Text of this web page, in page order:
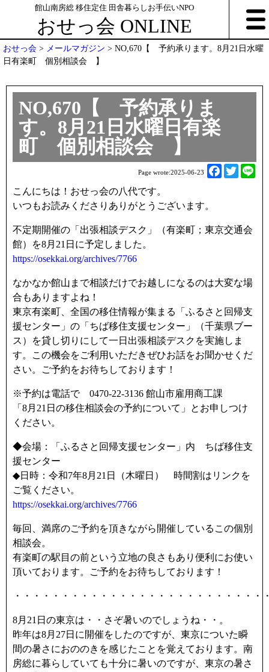
館山南房総 移住定住 田舎暮らしお手伝いNPO
おせっ会 ONLINE
おせっ会 > メールマガジン > NO,670【 予約承ります。8月21日水曜
日有楽町 個別相談会 】
NO,670【 予約承りま
す。8月21日水曜日有楽
町 個別相談会 】
Page wrote:2025-06-23
F
b
T
t
こんにちは！おせっ会の八代です。
いつもお読みくださりありがとうございます。
不定期開催の「出張相談デスク」（有楽町；東京交通会
館）を8月21日に予定しました。
https://osekkai.org/archives/7766
なかなか館山まで相談だけでお越しになるのは大変な場
合もありますよね！
東京有楽町、全国の移住情報が集まる「ふるさと回帰支
援センター」の「ちば移住支援センター」（千葉県ブー
ス）を貸し切りにして一日出張相談デスクを実施しま
す。この機会をご利用いただきぜひお話をお聞かせくだ
さい。ご予約をお待ちしております！
※予約は電話で 0470-22-3136 館山市雇用商工課
「8月21日の移住相談会の予約について」とお申しつけ
ください。
◆会場：「ふるさと回帰支援センター」内 ちば移住支
援センター
◆日時：令和7年8月21日（木曜日） 時間割はリンクを
ご覧ください。
https://osekkai.org/archives/7766
毎回、満席のご予約を頂きながら開催しているこの個別
相談会。
有楽町の駅目の前という立地の良さもあり便利にお使い
頂いております。ご予約をお待ちしております！
・・・・・・・・・・・・・・・・・・・・・・・・・・
8月21日の東京は・・さぞ暑いのでしょうね・・。
昨年は8月27日に開催をしたのですが、東京についた瞬
間の暑さにおののきを感じたことを覚えております。南
房総に暮らしていても十分に暑いのですが、東京の暑さ